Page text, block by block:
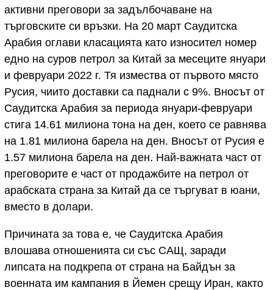
активни преговори за задълбочаване на
търговските си връзки. На 20 март Саудитска
Арабия оглави класацията като износител номер
едно на суров петрол за Китай за месеците януари
и февруари 2022 г. Тя измества от първото място
Русия, чиито доставки са паднали с 9%. Вносът от
Саудитска Арабия за периода януари-февруари
стига 14.61 милиона тона на ден, което се равнява
на 1.81 милиона барела на ден. Вносът от Русия е
1.57 милиона барела на ден. Най-важната част от
преговорите е част от продажбите на петрол от
арабската страна за Китай да се търгуват в юани,
вместо в долари.
Причината за това е, че Саудитска Арабия
влошава отношенията си със САЩ, заради
липсата на подкрепа от страна на Байдън за
военната им кампания в Йемен срещу Иран, както